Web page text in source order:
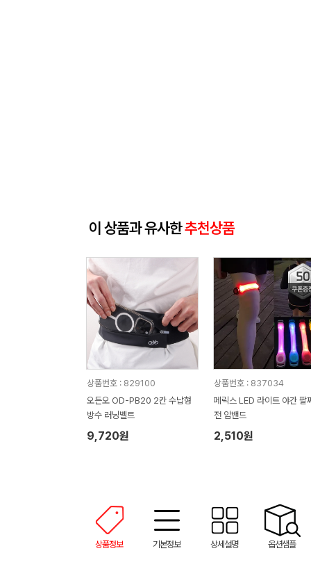
이 상품과 유사한추천상품
상품번호 : 829100
오든오 OD-PB20 2칸 수납형
방수 러닝벨트
9,720원
상품번호 : 837034
페릭스 LED 라이트 야간 팔
전 암밴드
2,510원
상품정보 기본정보 상세설명 옵션샘플